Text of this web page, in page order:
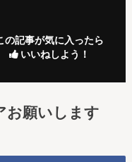
の記事が気に入ったら
いいねしよう！
お願いします